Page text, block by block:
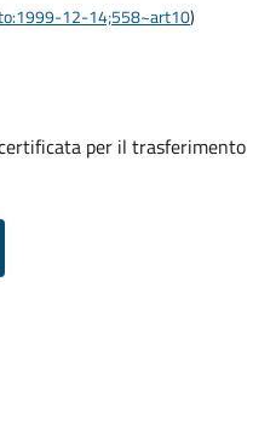
12-14;558~art10)
per il trasferimento